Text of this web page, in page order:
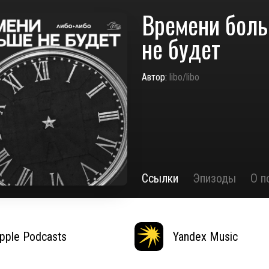
Времени
не будет
Автор: libo/libo
Ссылки Эпизоды О
Podcasts Yandex Music